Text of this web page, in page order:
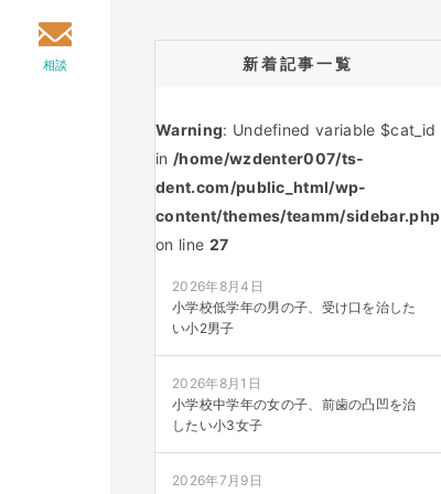
相談 新着記事一覧
Warning: Undefined variable $cat_id
in /home/wzdenter007/ts-
dent.com/public_html/wp-
content/themes/teamm/sidebar.php
on line 27
2026年8月4日
小学校低学年の男の子、受け口を治した
い小2男子
2026年8月1日
小学校中学年の女の子、前歯の凸凹を治
したい小3女子
2026年7月9日